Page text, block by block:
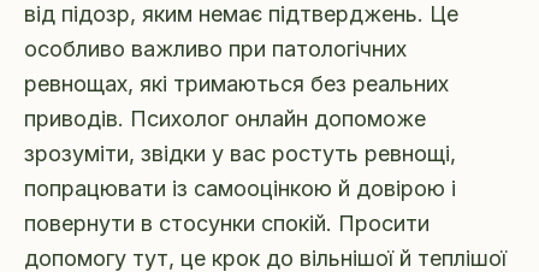
від підозр, яким немає підтверджень. Це
особливо важливо при патологічних
ревнощах, які тримаються без реальних
приводів. Психолог онлайн допоможе
зрозуміти, звідки у вас ростуть ревнощі,
попрацювати із самооцінкою й довірою і
повернути в стосунки спокій. Просити
допомогу тут, це крок до вільнішої й теплішої